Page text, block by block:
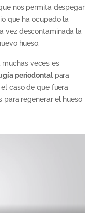
nos permita despegar
que ha ocupado la
vez descontaminada la
hueso.
veces es
periodontalpara
caso de que fuera
para regenerar el hueso